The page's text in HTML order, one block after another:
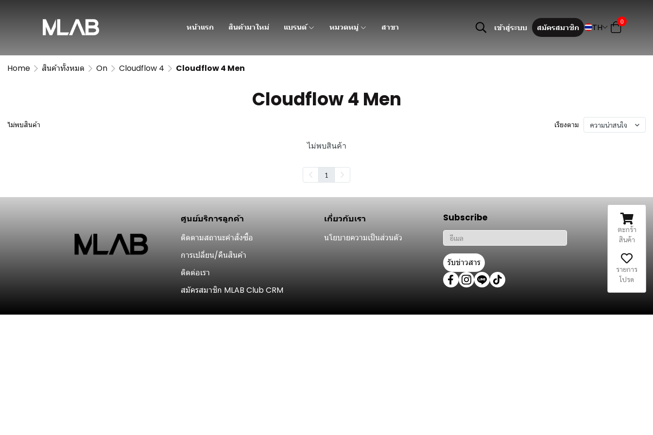
หน้าแรก สินค้ามาใหม่ แบรนด์ หมวดหมู่ สาขา เข้าสู่ระบบ สมัครสมาชิก TH
0
Home สินค้าทั้งหมด On Cloudflow 4 Cloudflow 4 Men
Cloudflow 4 Men
ไม่พบสินค้า เรียงตาม ความน่าสนใจ
ไม่พบสินค้า
1
ศูนย์บริการลูกค้า
ติดตามสถานะคำสั่งซื้อ
การเปลี่ยน/คืนสินค้า
ติดต่อเรา
สมัครสมาชิก MLAB Club CRM
เกี่ยวกับเรา
นโยบายความเป็นส่วนตัว
Subscribe
รับข่าวสาร
ตะกร้า
สินค้า
รายการ
โปรด